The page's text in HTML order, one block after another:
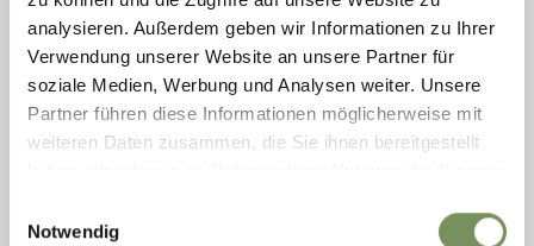
analysieren. Außerdem geben wir Informationen zu Ihrer
Verwendung unserer Website an unsere Partner für
soziale Medien, Werbung und Analysen weiter. Unsere
Partner führen diese Informationen möglicherweise mit
weiteren Daten zusammen, die Sie ihnen bereitgestellt
Notwendig